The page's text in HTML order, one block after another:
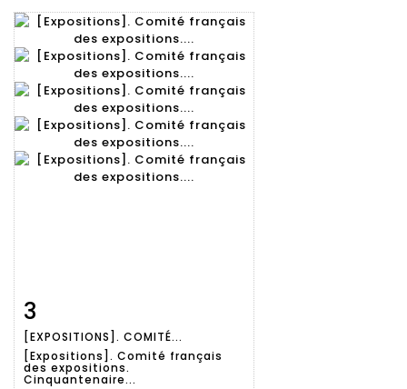
détaillée
3
[EXPOSITIONS]. COMITÉ...
[Expositions]. Comité français
des expositions.
Cinquantenaire...